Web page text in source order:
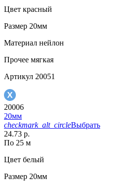
Цвет красный
Размер 20мм
Материал нейлон
Прочее мягкая
Артикул 20051
20006
20мм
checkmark_alt_circleВыбрать
24.73 р.
По 25 м
Цвет белый
Размер 20мм